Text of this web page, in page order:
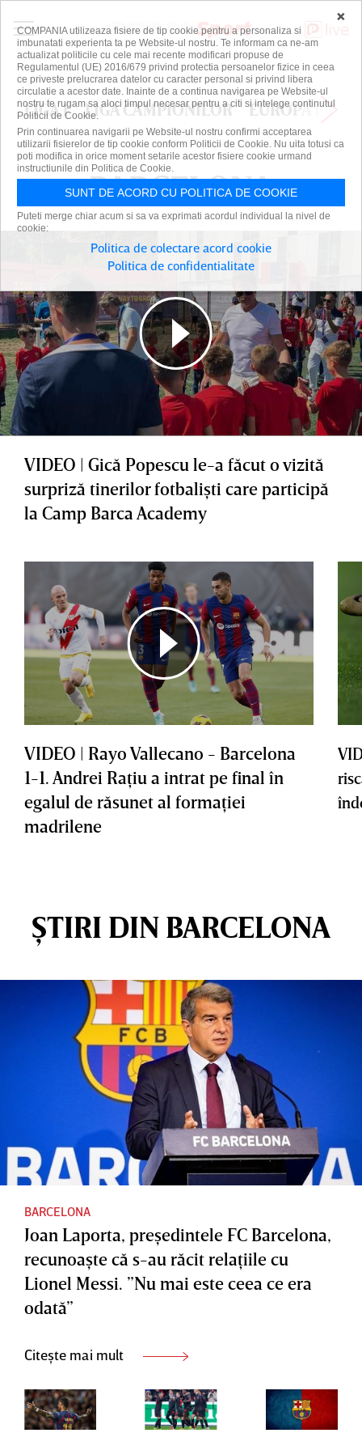
LIGA 1 LIGA CAMPIONILOR EUROPA
BARCELONA
BARCELONA
VIDEO | Gică Popescu le-a făcut o vizită
surpriză tinerilor fotbalişti care participă
la Camp Barca Academy
VIDEO | Rayo Vallecano - Barcelona
1-1. Andrei Raţiu a intrat pe final în
egalul de răsunet al formaţiei
madrilene
ȘTIRI DIN BARCELONA
BARCELONA
Joan Laporta, preşedintele FC Barcelona,
recunoaşte că s-au răcit relaţiile cu
Lionel Messi. ”Nu mai este ceea ce era
odată”
Citește mai mult
×
COMPANIA utilizeaza fisiere de tip cookie pentru a personaliza si
imbunatati experienta ta pe Website-ul nostru. Te informam ca ne-am
actualizat politicile cu cele mai recente modificari propuse de
Regulamentul (UE) 2016/679 privind protectia persoanelor fizice in ceea
ce priveste prelucrarea datelor cu caracter personal si privind libera
circulatie a acestor date. Inainte de a continua navigarea pe Website-ul
nostru te rugam sa aloci timpul necesar pentru a citi si intelege continutul
Politicii de Cookie.
Prin continuarea navigarii pe Website-ul nostru confirmi acceptarea
utilizarii fisierelor de tip cookie conform Politicii de Cookie. Nu uita totusi ca
poti modifica in orice moment setarile acestor fisiere cookie urmand
instructiunile din Politica de Cookie.
SUNT DE ACORD CU POLITICA DE COOKIE
Puteti merge chiar acum si sa va exprimati acordul individual la nivel de
cookie:
Politica de colectare acord cookie
Politica de confidentialitate